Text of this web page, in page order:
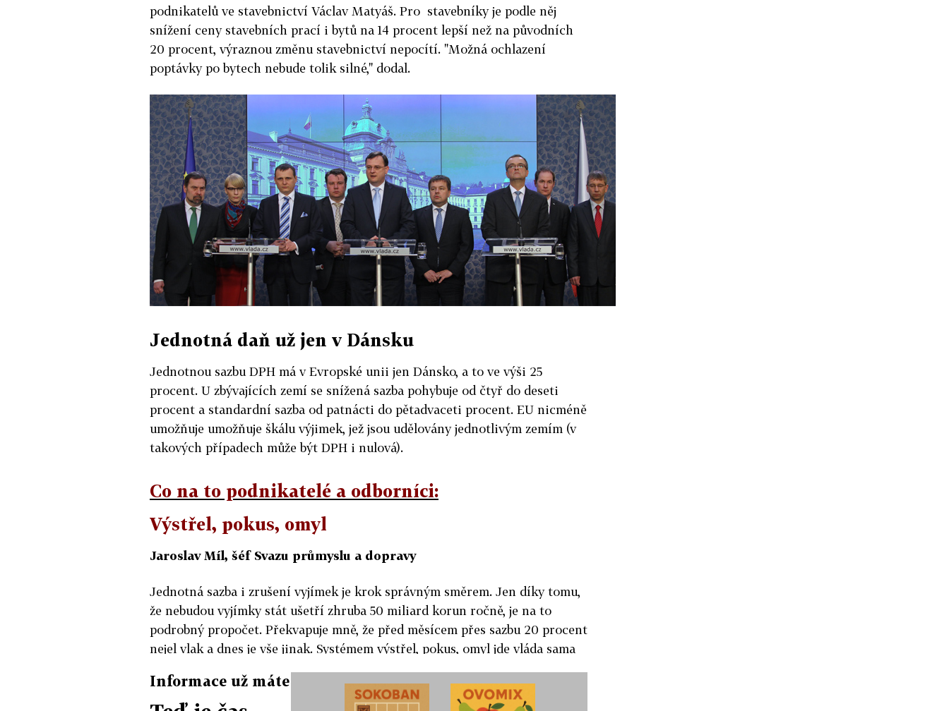
podnikatelů ve stavebnictví Václav Matyáš. Pro stavebníky je podle něj
snížení ceny stavebních prací i bytů na 14 procent lepší než na původních
20 procent, výraznou změnu stavebnictví nepocítí. "Možná ochlazení
poptávky po bytech nebude tolik silné," dodal.
Jednotná daň už jen v Dánsku
Jednotnou sazbu DPH má v Evropské unii jen Dánsko, a to ve výši 25
procent. U zbývajících zemí se snížená sazba pohybuje od čtyř do deseti
procent a standardní sazba od patnácti do pětadvaceti procent. EU nicméně
umožňuje umožňuje škálu výjimek, jež jsou udělovány jednotlivým zemím (v
takových případech může být DPH i nulová).
Co na to podnikatelé a odborníci:
Výstřel, pokus, omyl
Jaroslav Míl, šéf Svazu průmyslu a dopravy
Jednotná sazba i zrušení vyjímek je krok správným směrem. Jen díky tomu,
že nebudou vyjímky stát ušetří zhruba 50 miliard korun ročně, je na to
podrobný propočet. Překvapuje mně, že před měsícem přes sazbu 20 procent
nejel vlak a dnes je vše jinak. Systémem výstřel, pokus, omyl jde vláda sama
potřebách systému.
Informace už máte